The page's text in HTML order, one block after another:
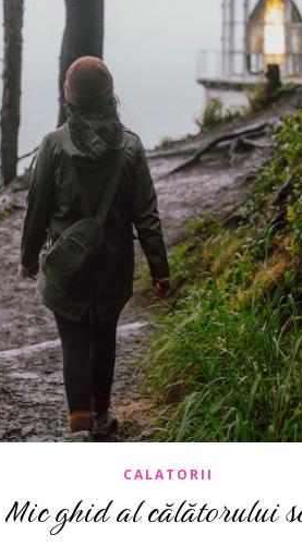
CALATORII
Mic ghid al călătorului